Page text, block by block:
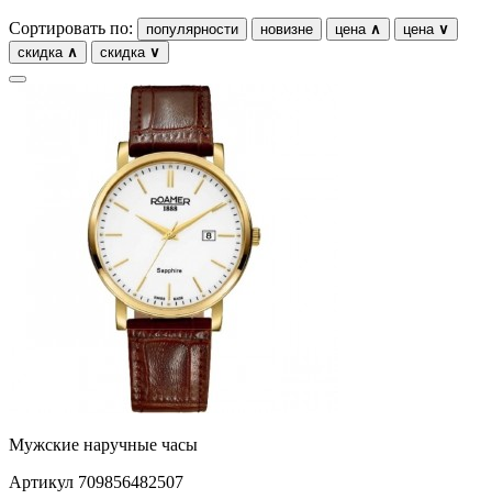
Сортировать по: популярности новизне цена ∧ цена ∨
скидка ∧ скидка ∨
Мужские наручные часы
Артикул 709856482507